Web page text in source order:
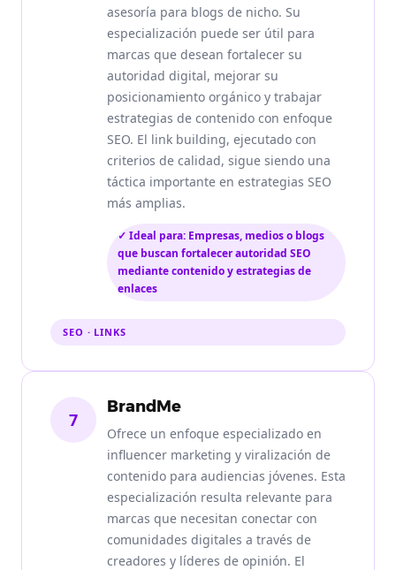
asesoría para blogs de nicho. Su
especialización puede ser útil para
marcas que desean fortalecer su
autoridad digital, mejorar su
posicionamiento orgánico y trabajar
estrategias de contenido con enfoque
SEO. El link building, ejecutado con
criterios de calidad, sigue siendo una
táctica importante en estrategias SEO
más amplias.
✓ Ideal para: Empresas, medios o blogs
que buscan fortalecer autoridad SEO
mediante contenido y estrategias de
enlaces
SEO · LINKS
7
BrandMe
Ofrece un enfoque especializado en
influencer marketing y viralización de
contenido para audiencias jóvenes. Esta
especialización resulta relevante para
marcas que necesitan conectar con
comunidades digitales a través de
creadores y líderes de opinión. El